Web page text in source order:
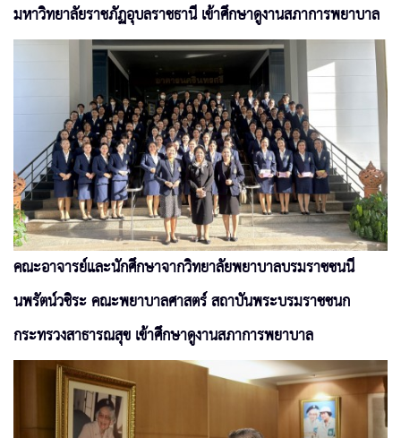
มหาวิทยาลัยราชภัฏอุบลราชธานี เข้าศึกษาดูงานสภาการพยาบาล
คณะอาจารย์และนักศึกษาจากวิทยาลัยพยาบาลบรมราชชนนี
นพรัตน์วชิระ คณะพยาบาลศาสตร์ สถาบันพระบรมราชชนก
กระทรวงสาธารณสุข เข้าศึกษาดูงานสภาการพยาบาล